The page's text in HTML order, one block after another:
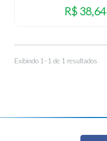
R$ 38,64
Exibindo 1–1 de 1 resultados